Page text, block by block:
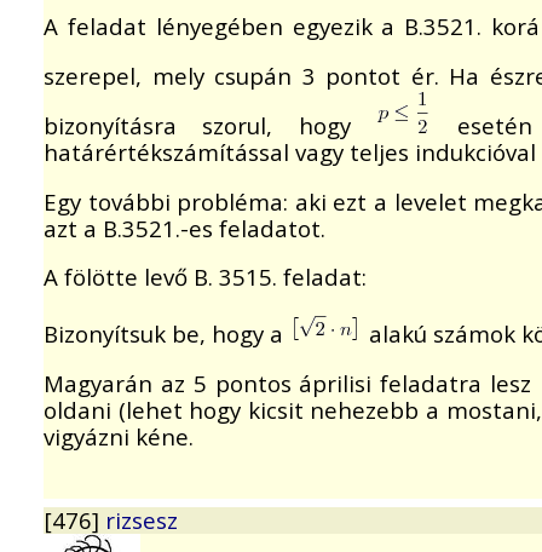
A feladat lényegében egyezik a B.3521.
szerepel, mely csupán 3 pontot ér. Ha
bizonyításra szorul, hogy
határértékszámítással vagy teljes
Egy további probléma: aki ezt a levelet
azt a B.3521.-es feladatot.
A fölötte levő B. 3515. feladat:
Bizonyítsuk be, hogy a
alakú számok
Magyarán az 5 pontos áprilisi feladatra
oldani (lehet hogy kicsit nehezebb a
vigyázni kéne.
[476] rizsesz